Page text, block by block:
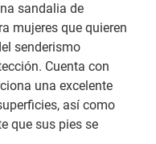
sandalia de
mujeres que quieren
senderismo
Cuenta con
una excelente
así como
que sus pies se